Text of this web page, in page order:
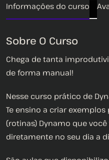
Informações do curso
Sobre O Curso
Chega de tanta
de forma manual!
Nesse curso prático de
Te ensino a criar
(rotinas) Dynamo que
diretamente no seu dia a